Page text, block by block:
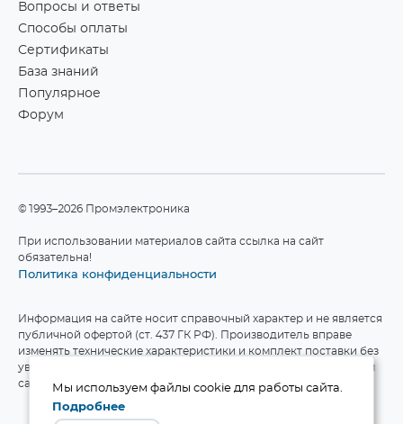
Вопросы и ответы
Способы оплаты
Сертификаты
База знаний
Популярное
Форум
©1993–2026 Промэлектроника
При использовании материалов сайта ссылка на сайт
обязательна!
Политика конфиденциальности
Информация на сайте носит справочный характер и не является
публичной офертой (ст. 437 ГК РФ). Производитель вправе
изменять технические характеристики и комплект поставки без
уведомления. Актуальные данные приведены на официальном
сайте производителя.
Мы используем файлы cookie для работы сайта.
Подробнее